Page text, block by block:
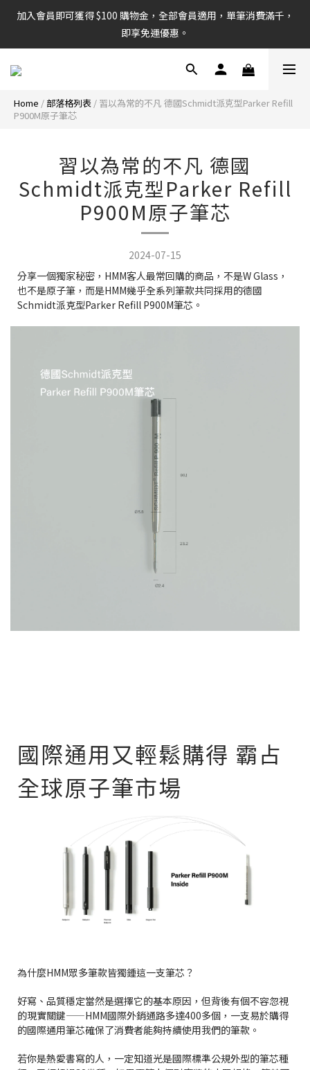
加入會員即可獲得 $100 購物金，全部會員適用，單筆消費滿千，
即享免運優惠。
Home / 部落格列表 / 習以為常的不凡 德國Schmidt派克型Parker Refill
P900M原子筆芯
習以為常的不凡 德國
Schmidt派克型Parker Refill
P900M原子筆芯
2024-07-15
分享一個獨家秘密，HMM客人最常回購的商品，不是W Glass，
也不是原子筆，而是HMM幾乎全系列筆款共同採用的德國
Schmidt派克型Parker Refill P900M筆芯。
國際通用又輕鬆購得 霸占
全球原子筆市場
為什麼HMM眾多筆款皆獨鍾這一支筆芯？
好寫、品質穩定當然是選擇它的基本原因，但背後有個不容忽視
的現實關鍵——HMM國際外銷通路多達400多個，一支易於購得
的國際通用筆芯確保了消費者能夠持續使用我們的筆款。
若你是熱愛書寫的人，一定知道光是國際標準公規外型的筆芯種